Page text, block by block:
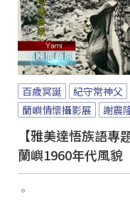
百歲冥誕 紀守常神父
蘭嶼情懷攝影展
謝震
【雅美達悟族語
蘭嶼1960年代風貌
。